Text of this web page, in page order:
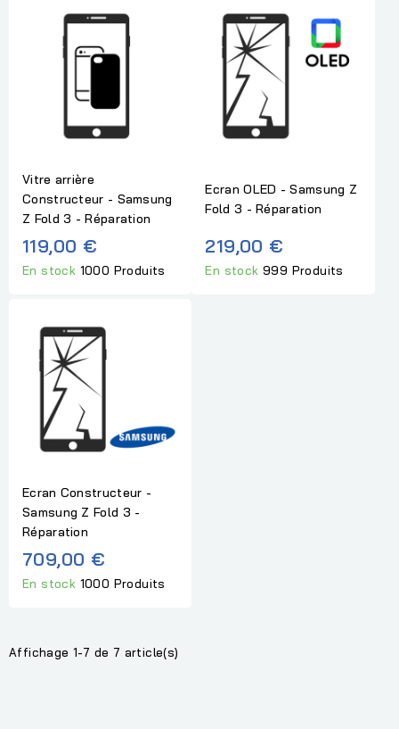
Vitre arrière
Constructeur - Samsung
Z Fold 3 - Réparation
119,00 €
En stock 1000 Produits
Ecran OLED - Samsung Z
Fold 3 - Réparation
219,00 €
En stock999 Produits
Ecran Constructeur -
Samsung Z Fold 3 -
Réparation
709,00 €
En stock 1000 Produits
Affichage 1-7 de 7 article(s)